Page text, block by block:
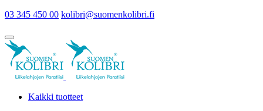
03 345 450 00 kolibri@suomenkolibri.fi
Kaikki tuotteet